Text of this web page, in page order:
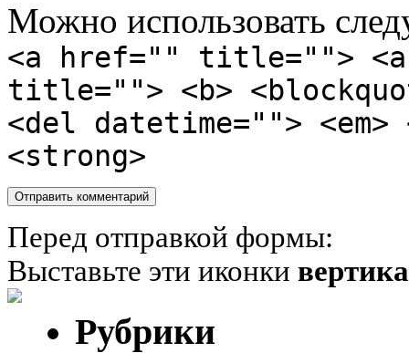
Можно использовать
<a href="" title="">
title=""> <b>
<del datetime="">
<strong>
Перед отправкой формы:
Выставьте эти иконки
Рубрики